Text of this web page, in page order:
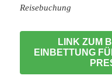
Reisebuchung
LINK ZUM
EINBETTUNG